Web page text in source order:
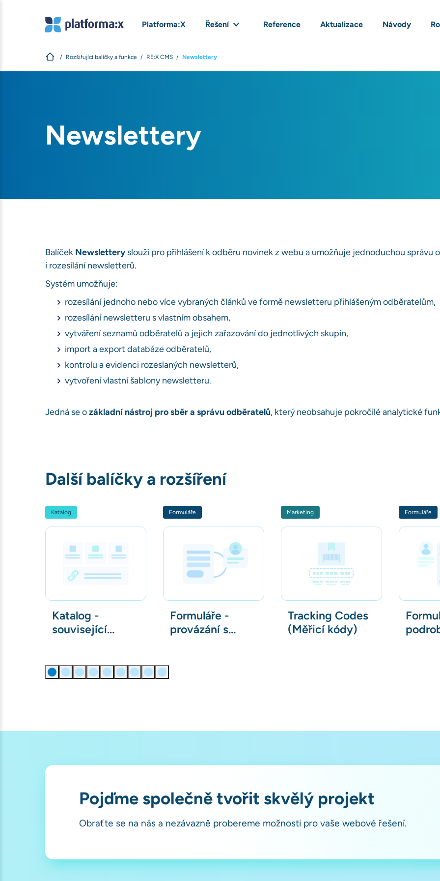
Platforma:X Řešení Reference Aktualizace Návody
Rozšiřující balíčky a funkce RE:X CMS Newslettery
Newslettery
Balíček Newsletteryslouží pro přihlášení k odběru novinek z webu a umožňuje jednoduchou správu
i rozesílání newsletterů.
Systém umožňuje:
rozesílání jednoho nebo více vybraných článků ve formě newsletteru přihlášeným odběratelům,
rozesílání newsletteru s vlastním obsahem,
vytváření seznamů odběratelů a jejich zařazování do jednotlivých skupin,
import a export databáze odběratelů,
kontrolu a evidenci rozeslaných newsletterů,
vytvoření vlastní šablony newsletteru.
Jedná se ozákladní nástroj pro sběr a správu odběratelů, který neobsahuje pokročilé analytické
Další balíčky a rozšíření
Katalog
Katalog -
související
Formuláře
Formuláře -
provázání s
Marketing
Tracking Codes
(Měřicí kódy)
Formuláře
Pojďme společně tvořit skvělý projekt
Obraťte se na nás a nezávazně probereme možnosti pro vaše webové řešení.